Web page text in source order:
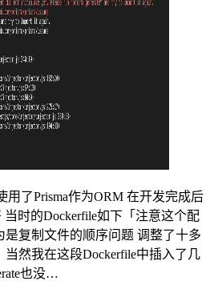
用了Prisma作为ORM 在开发完成后
时的Dockerfile如下「注意这个配
是复制文件的顺序问题 调整了十多
然我在这段Dockerfile中插入了几
也没…